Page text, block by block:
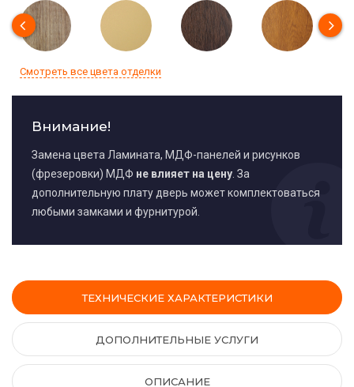
Смотреть все цвета отделки
Внимание!
Замена цвета Ламината, МДФ-панелей и рисунков
(фрезеровки) МДФ не влияет на цену . За
дополнительную плату дверь может комплектоваться
любыми замками и фурнитурой.
ТЕХНИЧЕСКИЕ ХАРАКТЕРИСТИКИ
ДОПОЛНИТЕЛЬНЫЕ УСЛУГИ
ОПИСАНИЕ